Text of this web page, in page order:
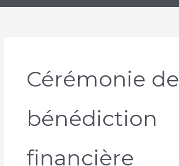
Cérémonie de
bénédiction
financière